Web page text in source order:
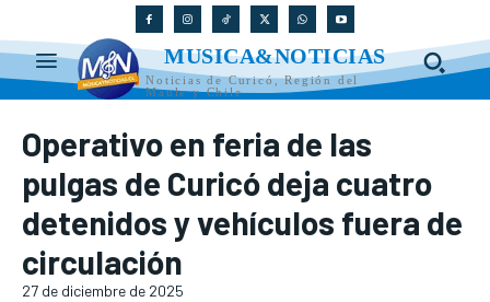
MUSICA&NOTICIAS
Noticias de Curicó, Región del
Maule y Chile
Operativo en feria de las
pulgas de Curicó deja cuatro
detenidos y vehículos fuera de
circulación
27 de diciembre de 2025